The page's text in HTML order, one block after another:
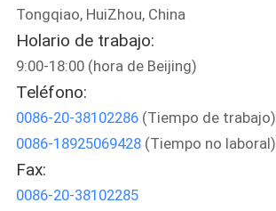
RECORRIDO
POR
LA
FÁBRICA
CONTROL
DE
Tongqiao, HuiZhou, China
Holario de trabajo:
9:00-18:00 (hora de Beijing)
Teléfono:
0086-20-38102286(Tiempo de trabajo)
0086-18925069428(Tiempo no laboral)
Fax:
0086-20-38102285